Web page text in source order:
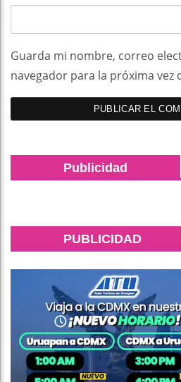
Guarda mi nombre, correo
navegador para la próxima vez
Publicidad
PUBLICIDAD